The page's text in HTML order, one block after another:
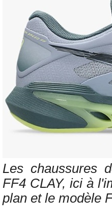
Les chaussures
FF4 CLAY, ici à
plan et le modèle